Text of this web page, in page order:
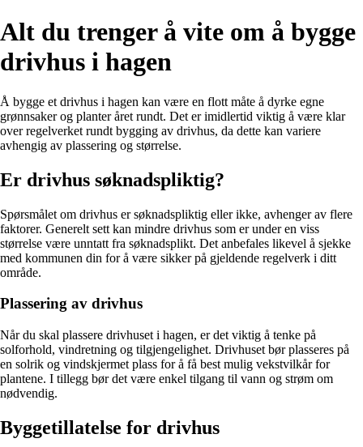
Alt du trenger å vite om å bygge
drivhus i hagen
Å bygge et drivhus i hagen kan være en flott måte å dyrke egne
grønnsaker og planter året rundt. Det er imidlertid viktig å være klar
over regelverket rundt bygging av drivhus, da dette kan variere
avhengig av plassering og størrelse.
Er drivhus søknadspliktig?
Spørsmålet om drivhus er søknadspliktig eller ikke, avhenger av flere
faktorer. Generelt sett kan mindre drivhus som er under en viss
størrelse være unntatt fra søknadsplikt. Det anbefales likevel å sjekke
med kommunen din for å være sikker på gjeldende regelverk i ditt
område.
Plassering av drivhus
Når du skal plassere drivhuset i hagen, er det viktig å tenke på
solforhold, vindretning og tilgjengelighet. Drivhuset bør plasseres på
en solrik og vindskjermet plass for å få best mulig vekstvilkår for
plantene. I tillegg bør det være enkel tilgang til vann og strøm om
nødvendig.
Byggetillatelse for drivhus